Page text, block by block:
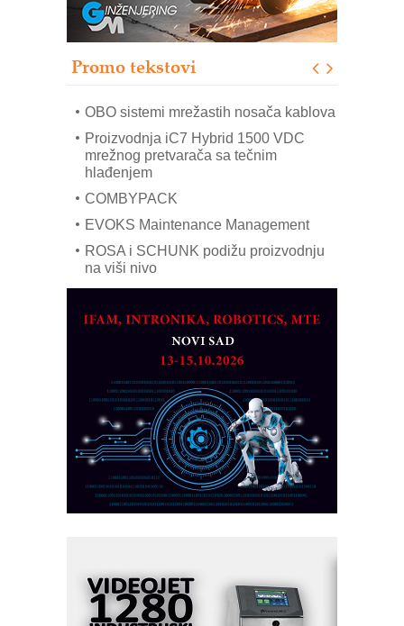
Promo tekstovi
RMQ-TITAN ADVANCED INDICATOR
– Pametna signalizacija za efikasnije
upravljanje mašinama
Mitutoyo Crysta-Apex V PLUS: Nova
OBO sistemi mrežastih nosača kablova
Proizvodnja iC7 Hybrid 1500 VDC
mrežnog pretvarača sa tečnim
hlađenjem
COMBYPACK
EVOKS Maintenance Management
ROSA i SCHUNK podižu proizvodnju
na viši nivo
MAREX - Lim i mašine za savremena
Marcom-plast d.o.o.- vaš pouzdan
partner
CTO - Prilagodite svoju toplinsku
obradu!
Razvoj asortimanskog pravca MINI-
PLC AKYTEC
AUKOM: Svetski standard metrologije
dostupan u Srbiji
I.SAFE MOBILE revolucioniše
industrijsku automatizaciju
pionirskimmobile operator PANEL-OM